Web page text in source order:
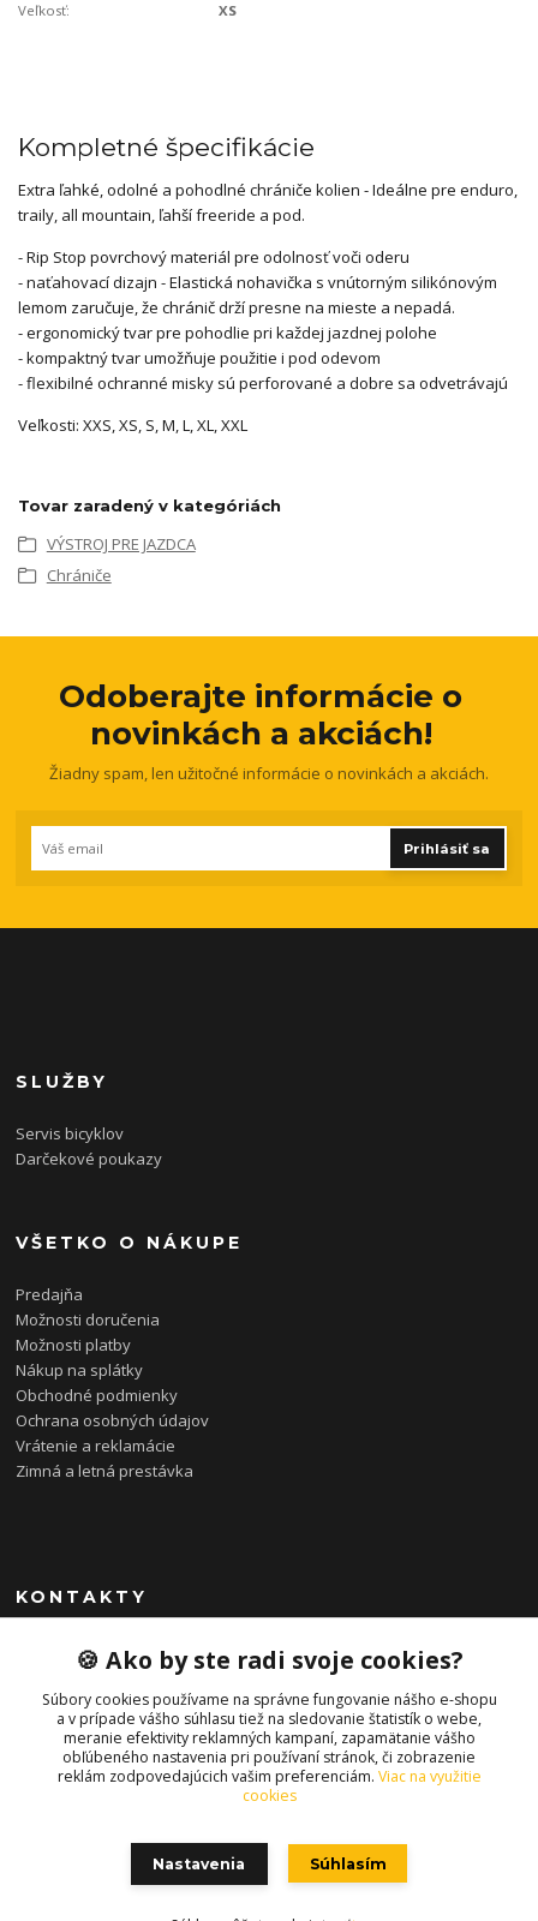
Veľkosť:
XS
Kompletné špecifikácie
Extra ľahké, odolné a pohodlné chrániče kolien - Ideálne pre enduro,
traily, all mountain, ľahší freeride a pod.
- Rip Stop povrchový materiál pre odolnosť voči oderu
- naťahovací dizajn - Elastická nohavička s vnútorným silikónovým
lemom zaručuje, že chránič drží presne na mieste a nepadá.
- ergonomický tvar pre pohodlie pri každej jazdnej polohe
- kompaktný tvar umožňuje použitie i pod odevom
- flexibilné ochranné misky sú perforované a dobre sa odvetrávajú
Veľkosti: XXS, XS, S, M, L, XL, XXL
Tovar zaradený v kategóriách
VÝSTROJ PRE JAZDCA
Chrániče
Odoberajte informácie o
novinkách a akciách!
Žiadny spam, len užitočné informácie o novinkách a akciách.
Prihlásiť sa
SLUŽBY
Servis bicyklov
Darčekové poukazy
VŠETKO O NÁKUPE
Predajňa
Možnosti doručenia
Možnosti platby
Nákup na splátky
Obchodné podmienky
Ochrana osobných údajov
Vrátenie a reklamácie
Zimná a letná prestávka
KONTAKTY
0948 085 857
(Ut-Pia 11-19 hod., So 09-14 hod.)
info@bonkybike.sk
🍪 Ako by ste radi svoje cookies?
Súbory cookies používame na správne fungovanie nášho e-shopu
a v prípade vášho súhlasu tiež na sledovanie štatistík o webe,
meranie efektivity reklamných kampaní, zapamätanie vášho
obľúbeného nastavenia pri používaní stránok, či zobrazenie
reklám zodpovedajúcich vašim preferenciám. Viac na využitie
cookies
Nastavenia Súhlasím